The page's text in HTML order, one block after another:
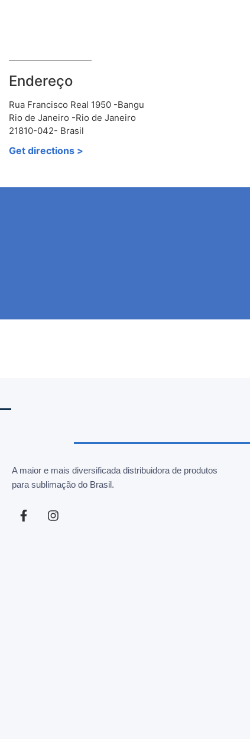
Endereço
Rua Francisco Real 1950 -Bangu
Rio de Janeiro -Rio de Janeiro
21810-042- Brasil
Get directions >
A maior e mais diversificada distribuidora de produtos
para sublimação do Brasil.